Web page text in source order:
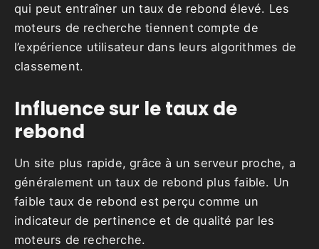
qui peut entraîner un taux de rebond élevé. Les
moteurs de recherche tiennent compte de
l’expérience utilisateur dans leurs algorithmes de
classement.
Influence sur le taux de
rebond
Un site plus rapide, grâce à un serveur proche, a
généralement un taux de rebond plus faible. Un
faible taux de rebond est perçu comme un
indicateur de pertinence et de qualité par les
moteurs de recherche.